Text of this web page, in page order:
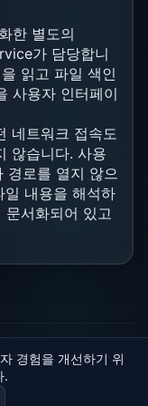
경험을 개선하기 위
.
한 별도의
가 담당합니
읽고 파일 색인
사용자 인터페이
네트워크 접속도
않습니다. 사용
경로를 열지 않으
일 내용을 해석하
문서화되어 있고
|개인정보 처리방침